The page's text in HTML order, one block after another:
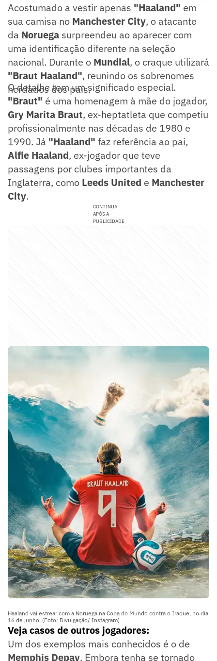
Acostumado a vestir apenas "Haaland" em
sua camisa no Manchester City, o atacante
da Noruega surpreendeu ao aparecer com
uma identificação diferente na seleção
nacional. Durante o Mundial, o craque utilizará
"Braut Haaland", reunindo os sobrenomes
herdados dos pais.
O detalhe tem um significado especial.
"Braut" é uma homenagem à mãe do jogador,
Gry Marita Braut, ex-heptatleta que competiu
profissionalmente nas décadas de 1980 e
1990. Já "Haaland" faz referência ao pai,
Alfie Haaland, ex-jogador que teve
passagens por clubes importantes da
Inglaterra, como Leeds United e Manchester
City.
CONTINUA
APÓS A
PUBLICIDADE
Haaland vai estrear com a Noruega na Copa do Mundo contra o Iraque, no dia
16 de junho. (Foto: Divulgação/ Instagram)
Veja casos de outros jogadores:
Um dos exemplos mais conhecidos é o de
Memphis Depay. Embora tenha se tornado